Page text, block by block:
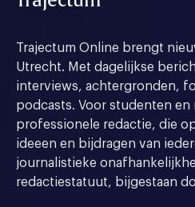
Trajectum Online brengt
Utrecht. Met dagelijkse
interviews, achtergronden,
podcasts. Voor studenten en
professionele redactie, die
ideeen en bijdragen van
journalistieke
redactiestatuut, bijgestaan